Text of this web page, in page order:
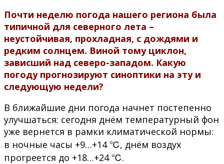
Почти неделю погода нашего региона была
типичной для северного лета –
неустойчивая, прохладная, с дождями и
редким солнцем. Виной тому циклон,
зависший над северо-западом. Какую
погоду прогнозируют синоптики на эту и
следующую недели?
В ближайшие дни погода начнет постепенно
улучшаться: сегодня днём температурный фон
уже вернется в рамки климатической нормы:
в ночные часы +9…+14 ℃, днём воздух
прогреется до +18…+24 ℃.